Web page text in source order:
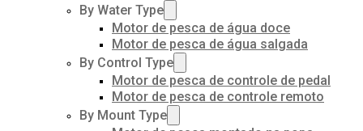
By Water Type
Motor de pesca de água doce
Motor de pesca de água salgada
By Control Type
Motor de pesca de controle de pedal
Motor de pesca de controle remoto
By Mount Type